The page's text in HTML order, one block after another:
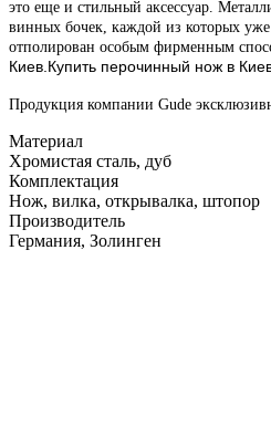
это еще и стильный аксессуар.
винных бочек, каждой из которых уже
отполирован особым фирменным
Киев.Купить перочинный нож в
Продукция компании Gude
Материал
Хромистая сталь, дуб
Комплектация
Нож, вилка, открывалка, штопор
Производитель
Германия, Золинген